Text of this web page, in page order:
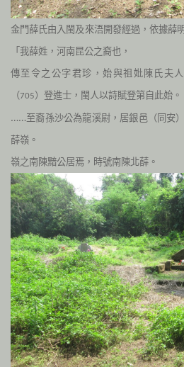
金門薛氏由入閩及來浯開發經過，依據薛
「我薛姓，河南昆公之裔也，
傳至令之公字君珍，始與祖妣陳氏夫
（705）登進士，閩人以詩賦登第自此始。
……至裔孫沙公為龍溪尉，居銀邑（同安
薛嶺。
嶺之南陳黯公居焉，時號南陳北薛。